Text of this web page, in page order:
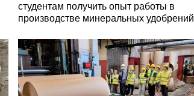
студентам получить опыт работы в
производстве минеральных удобрений